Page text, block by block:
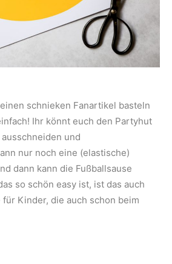
schnieken Fanartikel basteln
Ihr könnt euch den Partyhut
und
nur noch eine (elastische)
dann kann die Fußballsause
so schön easy ist, ist das auch
Kinder, die auch schon beim